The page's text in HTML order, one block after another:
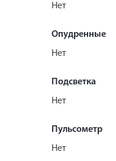
Нет
Опудренные
Нет
Подсветка
Нет
Пульсометр
Нет